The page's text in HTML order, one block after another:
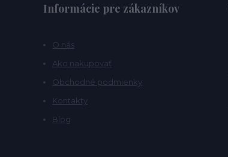
Informácie pre zákazníkov
O nás
Ako nakupovať
Obchodné podmienky
Kontakty
Blog